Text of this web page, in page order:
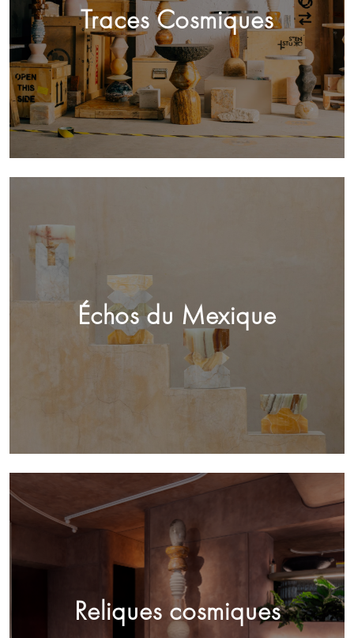
Traces Cosmiques
Échos du Mexique
Reliques cosmiques